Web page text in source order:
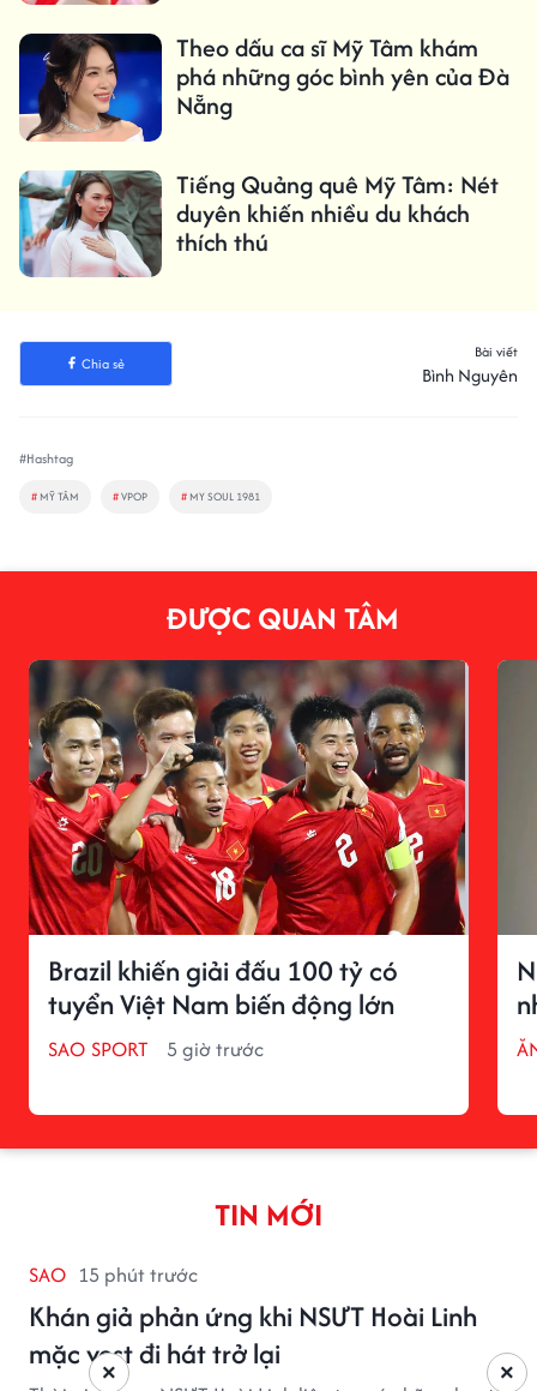
Theo dấu ca sĩ Mỹ Tâm khám
phá những góc bình yên của Đà
Nẵng
Tiếng Quảng quê Mỹ Tâm: Nét
duyên khiến nhiều du khách
thích thú
Chia sẻ
Bài viết
Bình Nguyên
#Hashtag
# MỸ TÂM #VPOP # MY SOUL 1981
ĐƯỢC QUAN TÂM
Brazil khiến giải đấu 100 tỷ có
tuyển Việt Nam biến động lớn
SAO SPORT 5 giờ trước
TIN MỚI
SAO 15 phút trước
Khán giả phản ứng khi NSƯT Hoài Linh
mặc vest đi hát trở lại
×
×